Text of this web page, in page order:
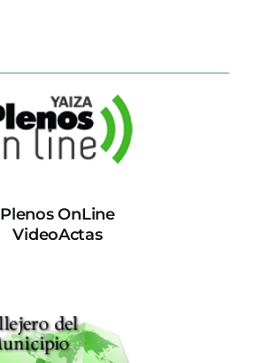
Plenos OnLine
VideoActas